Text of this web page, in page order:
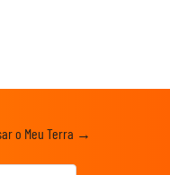
o Meu Terra →